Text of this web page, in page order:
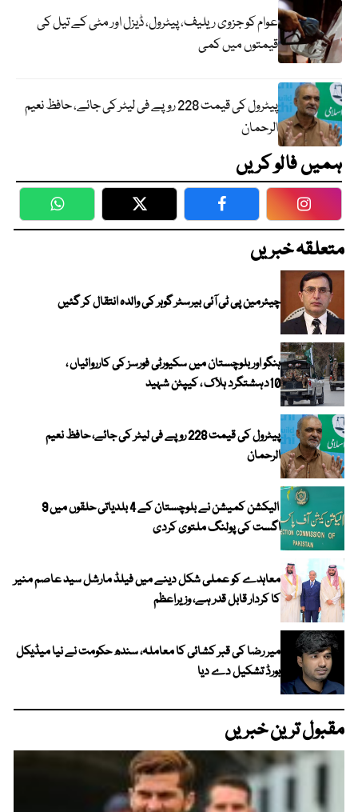
عوام کو جزوی ریلیف، پیٹرول، ڈیزل اور مٹی کے تیل کی
قیمتوں میں کمی
پیٹرول کی قیمت 228 روپے فی لیٹر کی جائے، حافظ نعیم
الرحمان
ہمیں فالو کریں
WhatsApp Twitter Facebook
متعلقہ خبریں
چیئرمین پی ٹی آئی بیرسٹر گوہر کی والدہ انتقال کر گئیں
ہنگو اور بلوچستان میں سکیورٹی فورسز کی کارروائیاں ،
10دہشتگرد ہلاک ، کیپٹن شہید
پیٹرول کی قیمت 228 روپے فی لیٹر کی جائے، حافظ نعیم
الرحمان
الیکشن کمیشن نے بلوچستان کے 4 بلدیاتی حلقوں میں 9
اگست کی پولنگ ملتوی کردی
معاہدے کو عملی شکل دینے میں فیلڈ مارشل سید عاصم منیر
کا کردار قابل قدر ہے، وزیراعظم
میر رضا کی قبر کشائی کا معاملہ، سندھ حکومت نے نیا میڈیکل
بورڈ تشکیل دے دیا
مقبول ترین خبریں